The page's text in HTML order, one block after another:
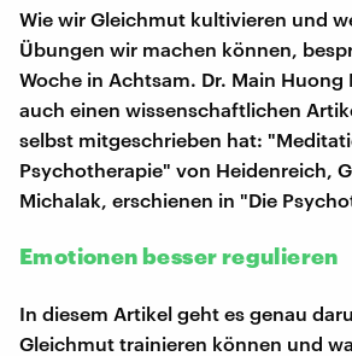
Wie wir Gleichmut kultivieren und
Übungen wir machen können,
Woche in Achtsam. Dr. Main
auch einen wissenschaftlichen
selbst mitgeschrieben hat:
Psychotherapie" von Heidenreich,
Michalak, erschienen in "Die
Emotionen besser regulieren
In diesem Artikel geht es genau
Gleichmut trainieren können und